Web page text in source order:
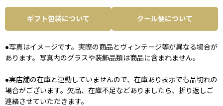
ギフト包装について クール便について
●写真はイメージです。実際の商品とヴィンテージ等が異なる場合が
あります。写真内のグラスや装飾品類は商品に含まれません。
●実店舗の在庫と連動していませんので、在庫あり表示でも品切れの
場合がございます。欠品、在庫不足などありましたら、折り返しご
連絡させていただきます。